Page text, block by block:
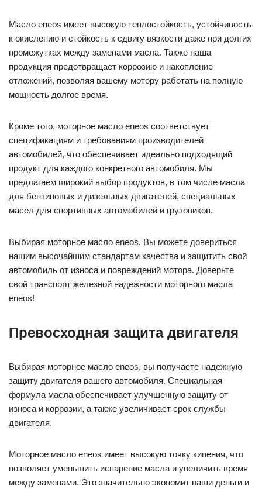
Масло eneos имеет высокую теплостойкость, устойчивость
к окислению и стойкость к сдвигу вязкости даже при долгих
промежутках между заменами масла. Также наша
продукция предотвращает коррозию и накопление
отложений, позволяя вашему мотору работать на полную
мощность долгое время.
Кроме того, моторное масло eneos соответствует
спецификациям и требованиям производителей
автомобилей, что обеспечивает идеально подходящий
продукт для каждого конкретного автомобиля. Мы
предлагаем широкий выбор продуктов, в том числе масла
для бензиновых и дизельных двигателей, специальных
масел для спортивных автомобилей и грузовиков.
Выбирая моторное масло eneos, Вы можете довериться
нашим высочайшим стандартам качества и защитить свой
автомобиль от износа и повреждений мотора. Доверьте
свой транспорт железной надежности моторного масла
eneos!
Превосходная защита двигателя
Выбирая моторное масло eneos, вы получаете надежную
защиту двигателя вашего автомобиля. Специальная
формула масла обеспечивает улучшенную защиту от
износа и коррозии, а также увеличивает срок службы
двигателя.
Моторное масло eneos имеет высокую точку кипения, что
позволяет уменьшить испарение масла и увеличить время
между заменами. Это значительно экономит ваши деньги и